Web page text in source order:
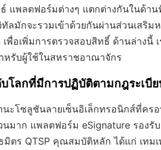
แพลตฟอร์มต่างๆ แตกต่างกันในด้
ทัลมักจะรวมเข้าด้วยกันผ่านส่วนเสริ
พื่อเพิ่มการตรวจสอบสิทธิ์ ด้านล่างนี้
หรับผู้ใช้ในสหราชอาณาจักร
โลกที่มีการปฏิบัติตามกฎระเบี
นะโซลูชันลายเซ็นอิเล็กทรอนิกส์ที่ค
มาก แพลตฟอร์ม eSignature รองรั
ตร QTSP คุณสมบัติหลัก ได้แก่ เทม